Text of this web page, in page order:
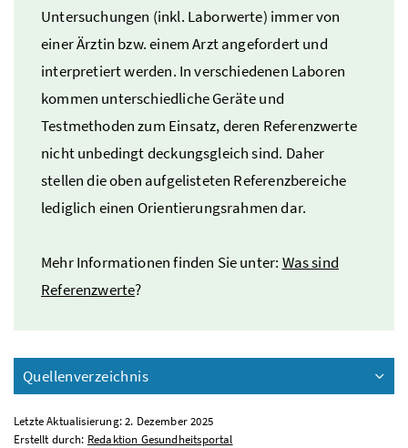
Untersuchungen (inkl. Laborwerte) immer von
einer Ärztin bzw.einem Arzt angefordert und
interpretiert werden. In verschiedenen Laboren
kommen unterschiedliche Geräte und
Testmethoden zum Einsatz, deren Referenzwerte
nicht unbedingt deckungsgleich sind. Daher
stellen die oben aufgelisteten Referenzbereiche
lediglich einen Orientierungsrahmen dar.
Mehr Informationen finden Sie unter: Was sind
Referenzwerte?
Quellenverzeichnis
Letzte Aktualisierung: 2. Dezember 2025
Erstellt durch: Redaktion Gesundheitsportal